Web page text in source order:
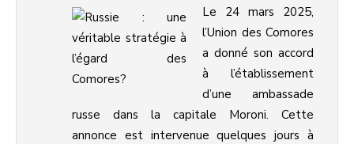
Le 24 mars 2025,
l’Union des Comores
a donné son accord
à l’établissement
d’une ambassade
russe dans la capitale Moroni. Cette
annonce est intervenue quelques jours à